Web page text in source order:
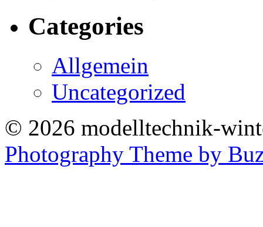
Categories
Allgemein
Uncategorized
© 2026 modelltechnik-
Photography Theme by